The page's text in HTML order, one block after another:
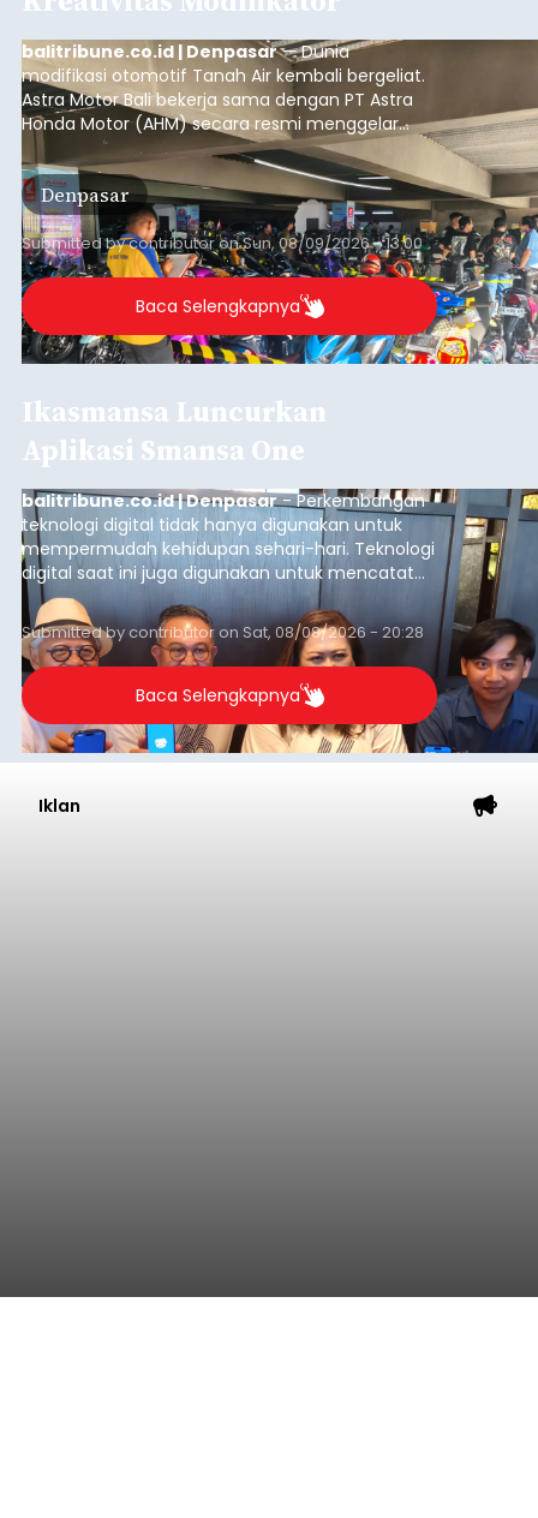
balitribune.co.id | Denpasar— Dunia
modifikasi otomotif Tanah Air kembali bergeliat.
Astra Motor Bali bekerja sama dengan PT Astra
Honda Motor (AHM) secara resmi menggelar
putaran pembuka (opening round) ajang kontes
modifikasi sepeda motor terbesar di Indonesia,
Honda Modif Contest (HMC) 2026, di Denpasar,
Bali.
Denpasar
Submitted bycontributoronSun, 08/09/2026 - 13:00
Baca Selengkapnya
Ikasmansa Luncurkan
Aplikasi Smansa One
balitribune.co.id | Denpasar- Perkembangan
teknologi digital tidak hanya digunakan untuk
mempermudah kehidupan sehari-hari. Teknologi
digital saat ini juga digunakan untuk mencatat
dan mengelola data base alumni dari suatu
sekolah, salah satunya adalah alumni SMA 1
Denpasar.
Submitted bycontributoron Sat, 08/08/2026 - 20:28
Baca Selengkapnya
Iklan